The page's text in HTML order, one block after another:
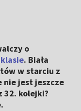
o
. Biała
w starciu z
nie jest jeszcze
32. kolejki?